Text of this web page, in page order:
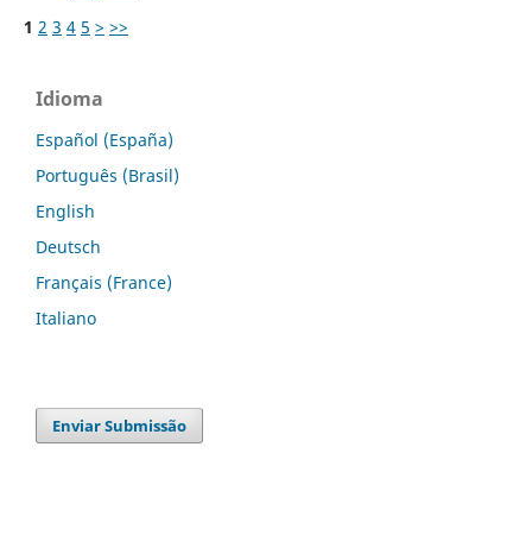
1 2 3 4 5 > >>
Idioma
Español (España)
Português (Brasil)
English
Deutsch
Français (France)
Italiano
Enviar Submissão